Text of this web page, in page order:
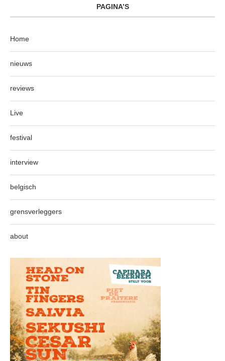
PAGINA’S
Home
nieuws
reviews
Live
festival
interview
belgisch
grensverleggers
about